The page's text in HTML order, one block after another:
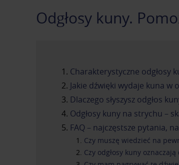
Odgłosy kuny.
Charakterystyczne odgłosy
Jakie dźwięki wydaje kuna w
Dlaczego słyszysz odgłos
Odgłosy kuny na strychu –
FAQ – najczęstsze pytania,
Czy muszę wiedzieć na
Czy odgłosy kuny